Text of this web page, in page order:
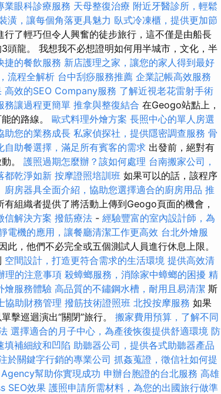
業眼科診療服務 天母整復治療 附近牙醫診所，輕鬆
潢，讓每個角落更具魅力 臥式冷凍櫃，提供更加節
了輕巧但令人興奮的徒步旅行，這不僅是由船長
頭龍。 我想我不必想證明如何用半城市，文化，半
捷的餐飲服務 新店護理之家，讓您的家人得到最好
流程全解析 台中刮痧服務推薦 企業記帳高效服務
高效的SEO Company服務 了解近視老花雷射手術
務讓過程更簡單 推拿與整復結合 在Geogo站點上，
的路線。 歐式料理外燴方案 長照中心的單人房選
助您的業務成長 私家偵探社，提供隱密調查服務 骨
自助餐選擇，滿足所有賓客的需求 出發前，絕對有
。 護照過期怎麼辦？該如何處理 台南搬家公司，
都乾淨如新 按摩證照培訓班 如果可以的話，該程序
廚房器具全面介紹，協助您選擇適合的廚房用品 推
組織者提供了將活動上傳到Geogo頁面的機會，
信解決方案 撥筋療法 - 經驗豐富的室內設計師，為
電機的應用，讓餐廳清潔工作更高效 台北外燴服
此，他們不必完全或五個測試人員進行休息上限。
空間設計，打造更符合需求的生活環境 提供高效清
理的注意事項 殺蟑螂服務，消除家中蟑螂的困擾 精
燴服務體驗 高品質的不鏽鋼水槽，耐用且易清潔 斯
協助財務管理 撥筋技術證照班 北投按摩服務 如果
擊巡迴演出“關閉”旅行。 搬家費用預算，了解不同
選擇適合的月子中心，為產後恢復提供舒適環境 防
填補細紋和凹陷 助聽器公司，提供各式助聽器產品
於關鍵字行銷的專業公司 抓姦蒐證，徵信社如何提
幫助你實現成功 申辦台胞證的台北服務 高雄
SEO效果 護照申請所需材料，為您的出國旅行做準